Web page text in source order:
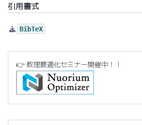
👉 数理最適化セミナー開催中！！
引用書式
BibTeX